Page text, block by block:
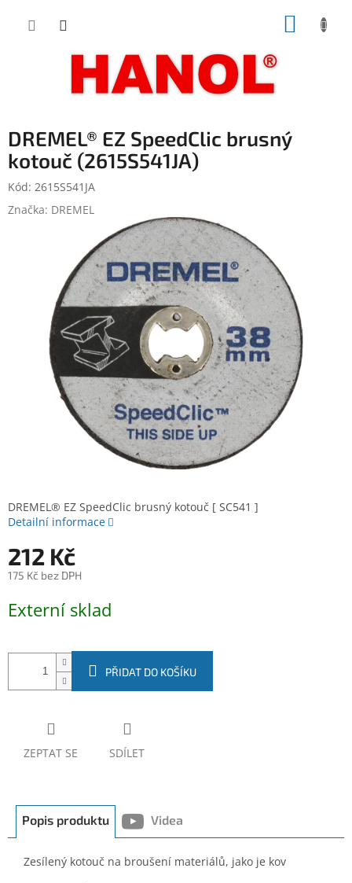
DREMEL® EZ SpeedClic brusný
kotouč (2615S541JA)
Kód: 2615S541JA
Značka: DREMEL
DREMEL® EZ SpeedClic brusný kotouč [ SC541 ]
Detailní informace
212 Kč
175 Kč bez DPH
cena:
Externí sklad
PŘIDAT DO KOŠÍKU
ZEPTAT SE SDÍLET
Popis produktu Videa
Zesílený kotouč na broušení materiálů, jako je kov